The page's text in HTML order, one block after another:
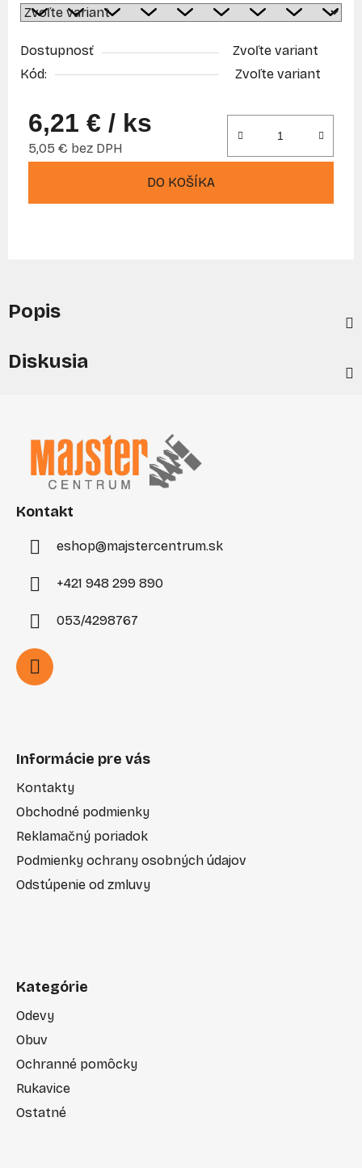
Dostupnosť
Zvoľte variant
Kód:
Zvoľte variant
6,21 € / ks
5,05 € bez DPH
DO KOŠÍKA
Popis
Diskusia
Kontakt
eshop@majstercentrum.sk
+421 948 299 890
053/4298767
Informácie pre vás
Kontakty
Obchodné podmienky
Reklamačný poriadok
Podmienky ochrany osobných údajov
Odstúpenie od zmluvy
Kategórie
Odevy
Obuv
Ochranné pomôcky
Rukavice
Ostatné